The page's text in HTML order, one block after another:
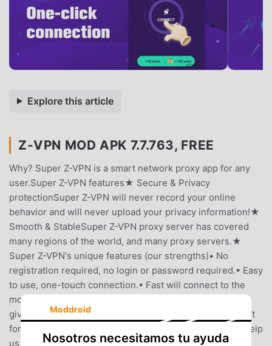
Explore this article
Z-VPN MOD APK 7.7.763, FREE
Why? Super Z-VPN is a smart network proxy app for any
user.Super Z-VPN features★ Secure & Privacy
protectionSuper Z-VPN will never record your online
behavior and will never upload your privacy information!★
Smooth & StableSuper Z-VPN proxy server has covered
many regions of the world, and many proxy servers.★
Super Z-VPN's unique features (our strengths)• No
registration required, no login or password required.• Easy
to use, one-touch connection.• Fast will connect to the
most recent VPN proxy server.Try it now.Don't forget to
give us a 5-Star (★ ★ ★ ★ ★) rating, if you like us.Don't
forget to share it with your friends, if you would like to help
us.
Moddroid
Nosotros necesitamos tu ayuda